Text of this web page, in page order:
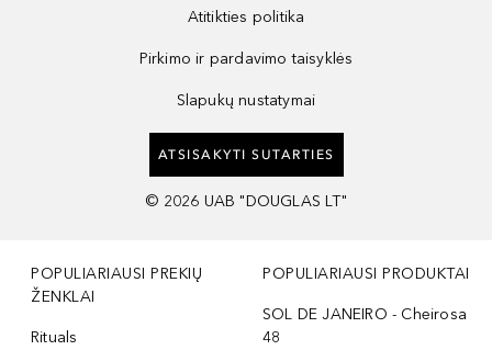
Atitikties politika
Pirkimo ir pardavimo taisyklės
Slapukų nustatymai
ATSISAKYTI SUTARTIES
© 2026 UAB "DOUGLAS LT"
POPULIARIAUSI PREKIŲ
ŽENKLAI
Rituals
POPULIARIAUSI PRODUKTAI
SOL DE JANEIRO - Cheirosa
48